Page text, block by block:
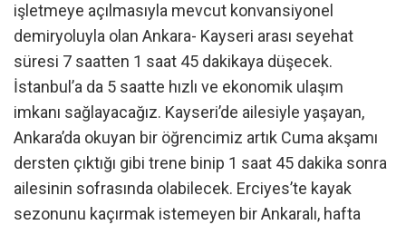
işletmeye açılmasıyla mevcut konvansiyonel
demiryoluyla olan Ankara- Kayseri arası seyehat
süresi 7 saatten 1 saat 45 dakikaya düşecek.
İstanbul’a da 5 saatte hızlı ve ekonomik ulaşım
imkanı sağlayacağız. Kayseri’de ailesiyle yaşayan,
Ankara’da okuyan bir öğrencimiz artık Cuma akşamı
dersten çıktığı gibi trene binip 1 saat 45 dakika sonra
ailesinin sofrasında olabilecek. Erciyes’te kayak
sezonunu kaçırmak istemeyen bir Ankaralı, hafta